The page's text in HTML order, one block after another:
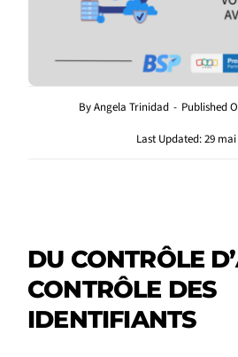
ByAngela Trinidad - Published
Last Updated: 29 mai
DU CONTRÔLE
CONTRÔLE DES
IDENTIFIANTS